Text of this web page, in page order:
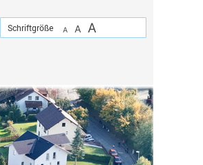
Schriftgröße A A A